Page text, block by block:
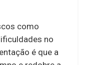
como
no
é que a